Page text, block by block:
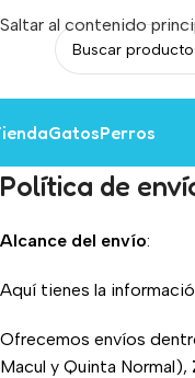
Saltar al contenido
GatosPerros
Política de
Alcance del envío:
Aquí tienes la
Ofrecemos envíos
Macul y Quinta Normal),